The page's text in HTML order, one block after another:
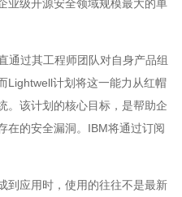
业级开源安全领域规模最大的单
通过其工程师团队对自身产品组
Lightwell计划将这一能力从红帽
。该计划的核心目标，是帮助企
在的安全漏洞。IBM将通过订阅
到应用时，使用的往往不是最新